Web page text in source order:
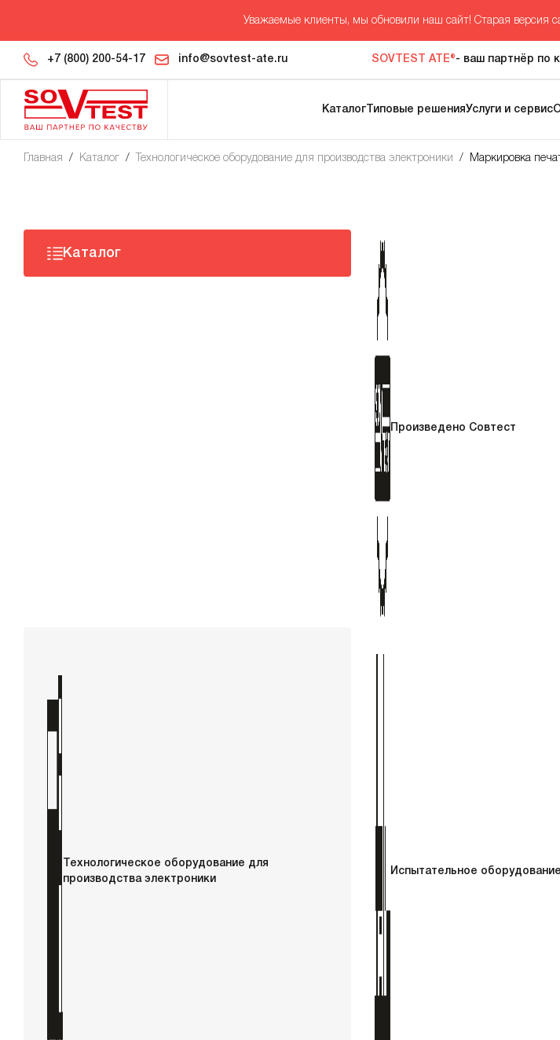
Уважаемые клиенты, мы обновили наш сайт! Старая версия
+7 (800) 200-54-17 info@sovtest-ate.ru SOVTEST ATE®- ваш партнёр по
Каталог Типовые решенияУслуги и сервис
Главная / Каталог / Технологическое оборудование для производства электроники / Маркировка
Каталог
Произведено Совтест
Технологическое оборудование для
производства электроники
Испытательное оборудование